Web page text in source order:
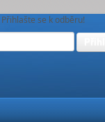
Přihlašte se k odběru!